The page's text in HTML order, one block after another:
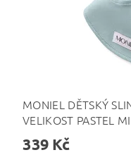
MONIEL DĚTSKÝ
VELIKOST PASTEL
339 Kč